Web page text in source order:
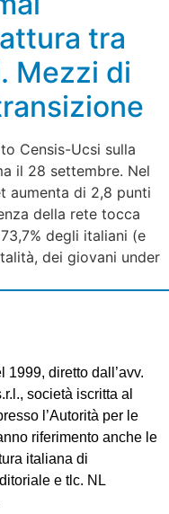
tra
Mezzi di
Censis-Ucsi sulla
il 28 settembre. Nel
aumenta di 2,8 punti
della rete tocca
degli italiani (e
dei giovani under
diretto dall’avv.
società iscritta al
l’Autorità per le
riferimento anche le
italiana di
e tlc. NL